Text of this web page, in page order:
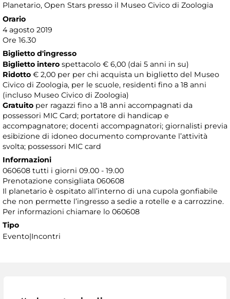
Planetario, Open Stars presso il Museo Civico di Zoologia
Orario
4 agosto 2019
Ore 16.30
Biglietto d'ingresso
Biglietto intero spettacolo € 6,00 (dai 5 anni in su)
Ridotto € 2,00 per per chi acquista un biglietto del Museo
Civico di Zoologia, per le scuole, residenti fino a 18 anni
(incluso Museo Civico di Zoologia)
Gratuito per ragazzi fino a 18 anni accompagnati da
possessori MIC Card; portatore di handicap e
accompagnatore; docenti accompagnatori; giornalisti previa
esibizione di idoneo documento comprovante l’attività
svolta; possessori MIC card
Informazioni
060608 tutti i giorni 09.00 - 19.00
Prenotazione consigliata 060608
Il planetario è ospitato all’interno di una cupola gonfiabile
che non permette l’ingresso a sedie a rotelle e a carrozzine.
Per informazioni chiamare lo 060608
Tipo
Evento|Incontri